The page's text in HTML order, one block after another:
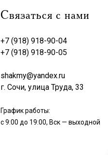
Связаться с нами
+7 (918) 918-90-04
+7 (918) 918-90-05
shakmy@yandex.ru
г. Сочи, улица Труда, 33
График работы:
с 9:00 до 19:00, Вск — выходной